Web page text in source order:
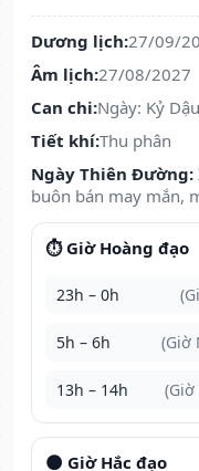
Dương lịch:27/09/
Âm lịch:27/08/2027
Can chi:Ngày: Kỷ
Tiết khí:Thu phân
Ngày Thiên Đường:
buôn bán may mắn,
⏱️ Giờ Hoàng đạo
23h – 0h
5h – 6h (Giờ
13h – 14h
🌑 Giờ Hắc đạo